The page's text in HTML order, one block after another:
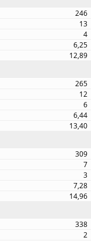
246
13
4
6,25
12,89
265
12
6
6,44
13,40
309
7
3
7,28
14,96
338
2